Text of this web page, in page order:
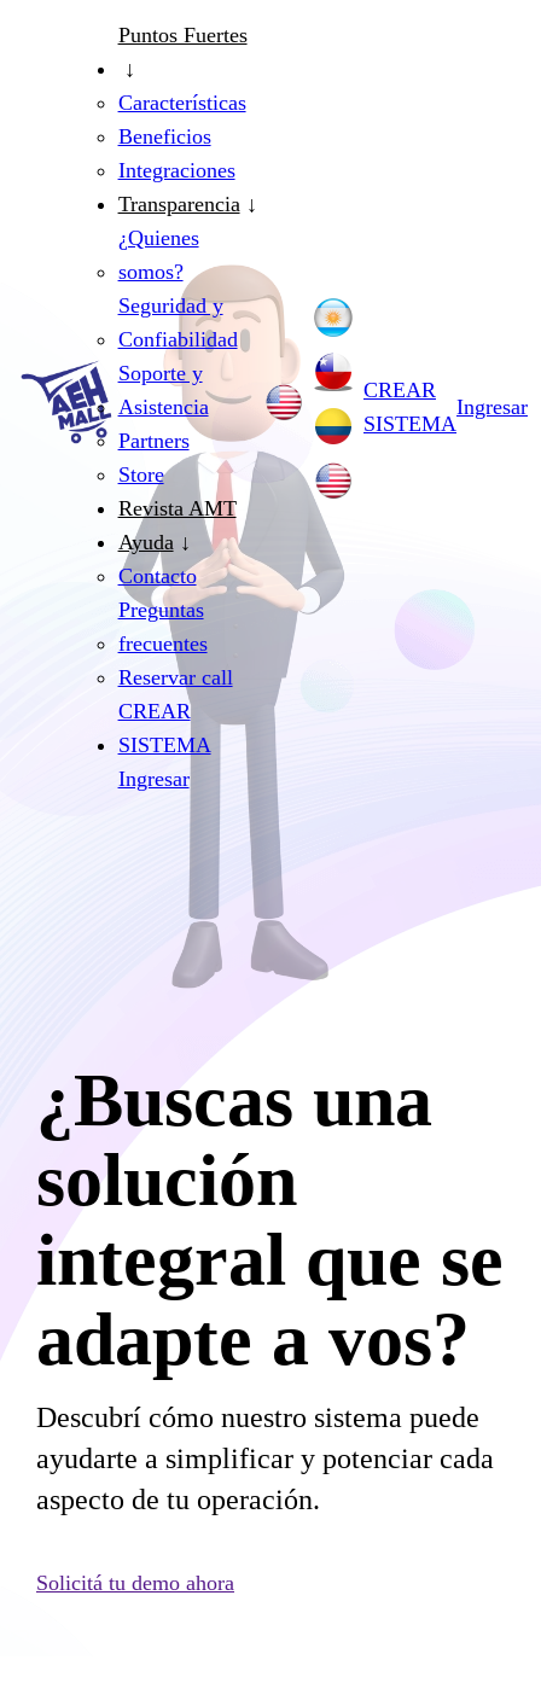
Puntos Fuertes
Características
Beneficios
Integraciones
Transparencia
¿Quienes
somos?
Seguridad y
Confiabilidad
Soporte y
Asistencia
Partners
Store
Revista AMT
Ayuda
Contacto
Preguntas
frecuentes
Reservar call
CREAR
SISTEMA
Ingresar
CREAR
SISTEMA
Ingresar
¿Buscas una
solución
integral que se
adapte a vos?
Descubrí cómo nuestro sistema puede
ayudarte a simplificar y potenciar cada
aspecto de tu operación.
Solicitá tu demo ahora